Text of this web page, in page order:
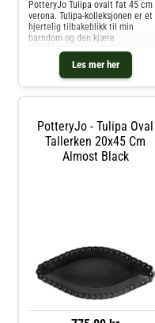
Les mer her
PotteryJo Tulipa ovalt fat 45 cm
verona. Tulipa-kolleksjonen er et
hjertelig tilbakeblikk til min
barndom og den kjære
bursdagssangen min bestemor
alltid sang for meg: 'Med en enkel
tulipan...på din spesielle dag!'.
Denne samlingen er en festlig og
PotteryJo - Tulipa Oval
Tallerken 20x45 Cm
Almost Black